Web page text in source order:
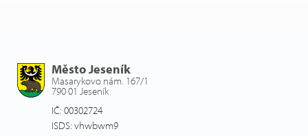
Město Jeseník
Masarykovo nám. 167/1
790 01 Jeseník
IČ: 00302724
ISDS: vhwbwm9